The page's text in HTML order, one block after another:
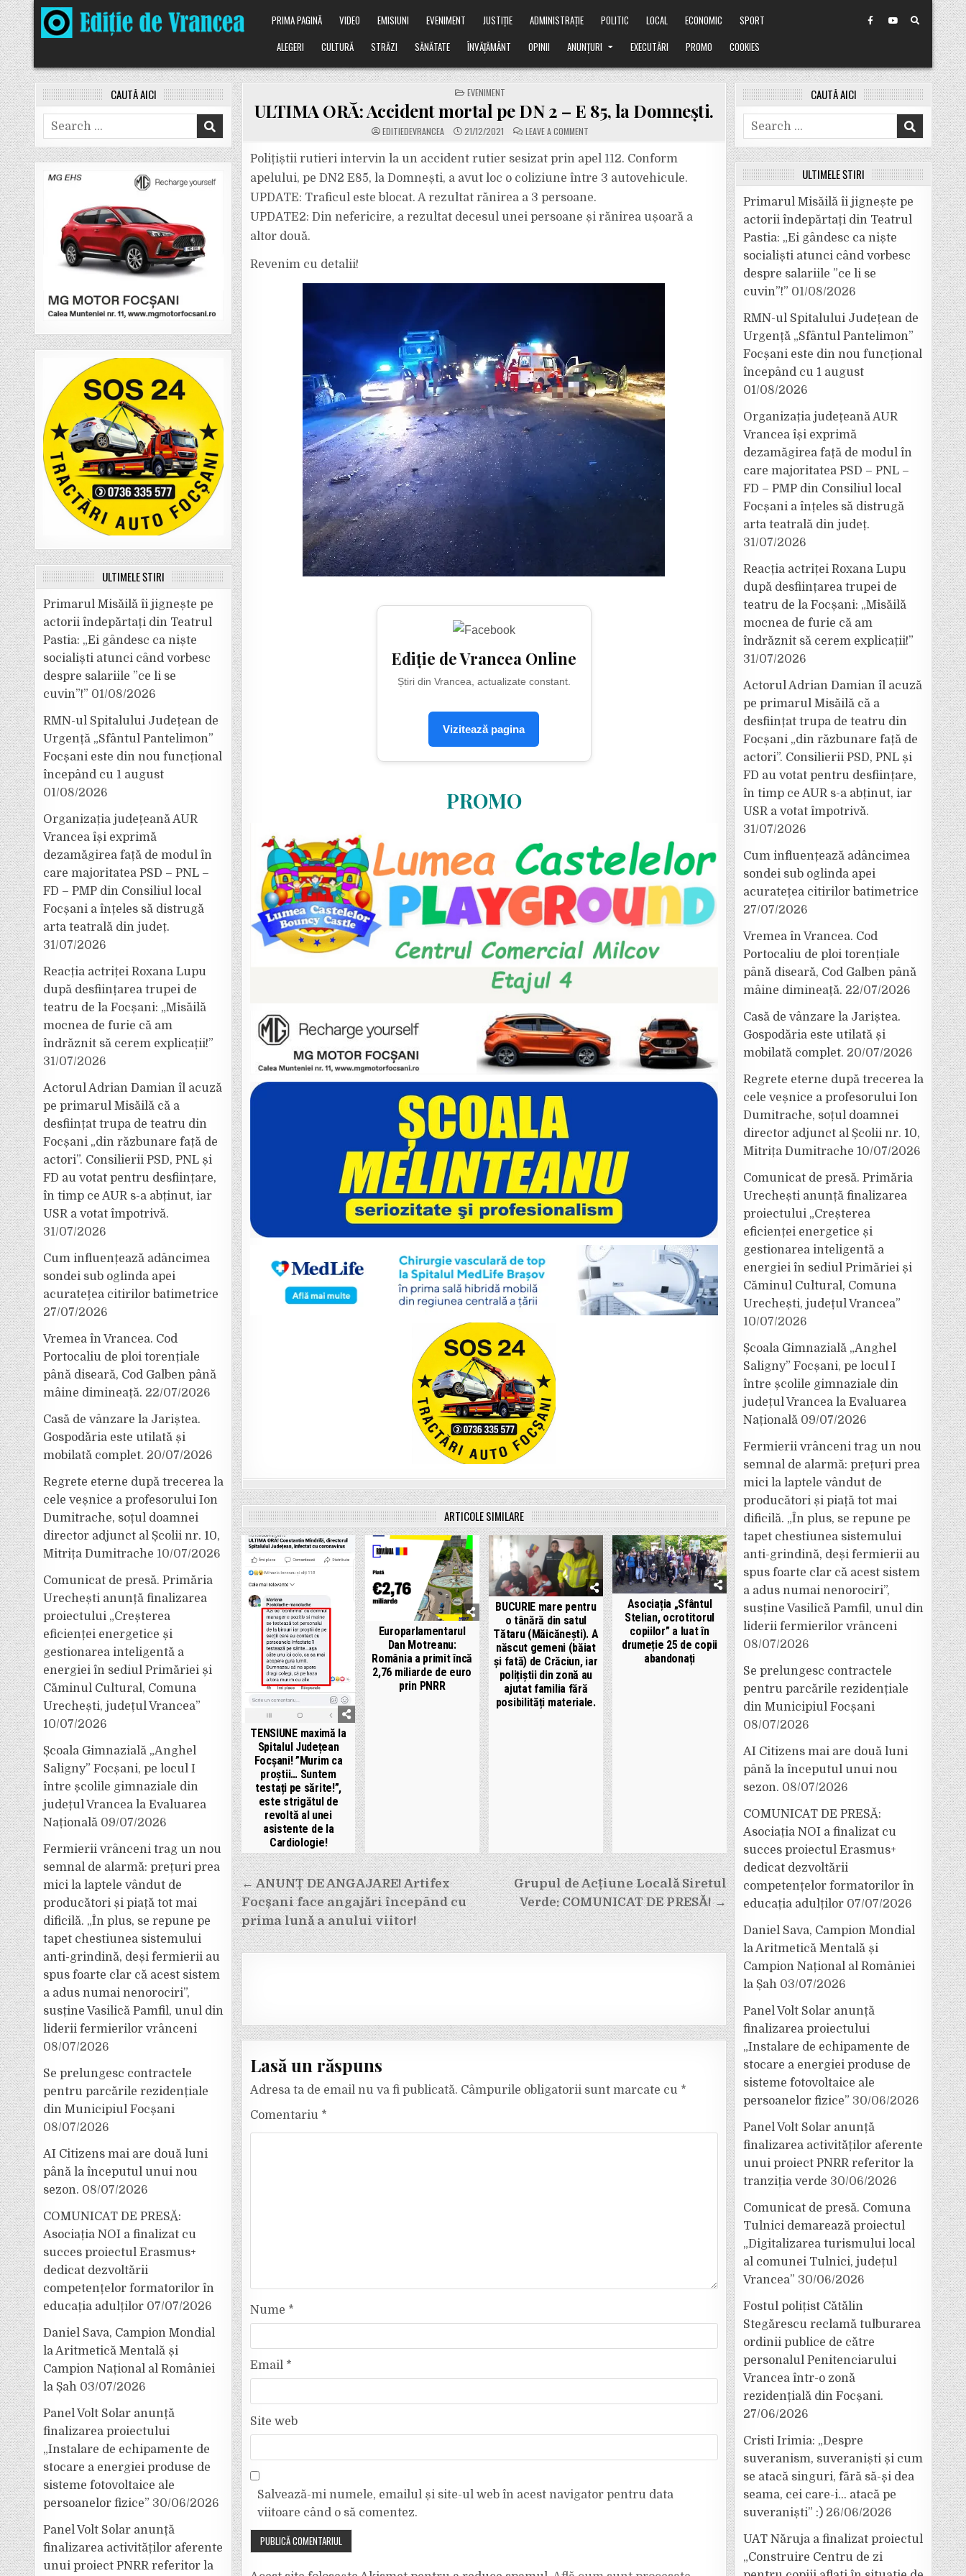
Skip
to
content
PRIMA PAGINĂ VIDEO EMISIUNI EVENIMENT JUSTIȚIE ADMINISTRAȚIE POLITIC LOCAL ECONOMIC
SPORT
ALEGERI
CULTURĂ STRĂZI SĂNĂTATE ÎNVĂȚĂMÂNT OPINII ANUNȚURI EXECUTĂRI PROMO COOKIES
POSTED
IN
EVENIMENT
ULTIMA ORĂ: Accident mortal pe DN 2 – E 85, la Domnești.
EDITIEDEVRANCEA 21/12/2021 LEAVE A COMMENT
ULTIMA
ACCIDENT
MORTAL
PE
DN
–
85,
LA
Polițiștii rutieri intervin la un accident rutier sesizat prin apel 112. Conform
apelului, pe DN2 E85, la Domnești, a avut loc o coliziune între 3 autovehicule.
UPDATE: Traficul este blocat. A rezultat rănirea a 3 persoane.
UPDATE2: Din nefericire, a rezultat decesul unei persoane și rănirea ușoară a
altor două.
Revenim cu detalii!
Ediție de Vrancea Online
Știri din Vrancea, actualizate constant.
Vizitează pagina
PROMO
ARTICOLE SIMILARE
TENSIUNE maximă la
Spitalul Județean
Focșani! ”Murim ca
proștii… Suntem
testați pe sărite!”,
este strigătul de
revoltă al unei
asistente de la
Cardiologie!
Europarlamentarul
Dan Motreanu:
România a primit încă
2,76 miliarde de euro
prin PNRR
BUCURIE mare pentru
o tânără din satul
Tătaru (Măicănești). A
născut gemeni (băiat
și fată) de Crăciun, iar
polițiștii din zonă au
ajutat familia fără
posibilități materiale.
Asociația „Sfântul
Stelian, ocrotitorul
copiilor” a luat în
drumeție 25 de copii
abandonați
Navigare
în
articole
Grupul de Acțiune Locală Siretul
Verde: COMUNICAT DE PRESĂ! →
← ANUNȚ DE ANGAJARE! Artifex
Focșani face angajări începând cu
prima lună a anului viitor!
Lasă un răspuns
Adresa ta de email nu va fi publicată. Câmpurile obligatorii sunt marcate cu *
Comentariu *
Nume *
Email *
Site web
Salvează-mi numele, emailul și site-ul web în acest navigator pentru data
viitoare când o să comentez.
CAUTĂ AICI
Search
for:
ULTIMELE ȘTIRI
Primarul Misăilă îi jignește pe
actorii îndepărtați din Teatrul
Pastia: „Ei gândesc ca niște
socialiști atunci când vorbesc
despre salariile ”ce li se
cuvin”!” 01/08/2026
RMN-ul Spitalului Județean de
Urgență „Sfântul Pantelimon”
Focșani este din nou funcțional
începând cu 1 august
01/08/2026
Organizația județeană AUR
Vrancea își exprimă
dezamăgirea față de modul în
care majoritatea PSD – PNL –
FD – PMP din Consiliul local
Focșani a înțeles să distrugă
arta teatrală din județ.
31/07/2026
Reacția actriței Roxana Lupu
după desființarea trupei de
teatru de la Focșani: „Misăilă
mocnea de furie că am
îndrăznit să cerem explicații!”
31/07/2026
Actorul Adrian Damian îl acuză
pe primarul Misăilă că a
desființat trupa de teatru din
Focșani „din răzbunare față de
actori”. Consilierii PSD, PNL și
FD au votat pentru desființare,
în timp ce AUR s-a abținut, iar
USR a votat împotrivă.
31/07/2026
Cum influențează adâncimea
sondei sub oglinda apei
acuratețea citirilor batimetrice
27/07/2026
Vremea în Vrancea. Cod
Portocaliu de ploi torențiale
până diseară, Cod Galben până
mâine dimineață. 22/07/2026
Casă de vânzare la Jariștea.
Gospodăria este utilată și
mobilată complet. 20/07/2026
Regrete eterne după trecerea la
cele veșnice a profesorului Ion
Dumitrache, soțul doamnei
director adjunct al Școlii nr. 10,
Mitrița Dumitrache 10/07/2026
Comunicat de presă. Primăria
Urechești anunță finalizarea
proiectului „Creșterea
eficienței energetice și
gestionarea inteligentă a
energiei în sediul Primăriei și
Căminul Cultural, Comuna
Urechești, județul Vrancea”
10/07/2026
Școala Gimnazială „Anghel
Saligny” Focșani, pe locul I
între școlile gimnaziale din
județul Vrancea la Evaluarea
Națională 09/07/2026
Fermierii vrânceni trag un nou
semnal de alarmă: prețuri prea
mici la laptele vândut de
producători și piață tot mai
dificilă. „În plus, se repune pe
tapet chestiunea sistemului
anti-grindină, deși fermierii au
spus foarte clar că acest sistem
a adus numai nenorociri”,
susține Vasilică Pamfil, unul din
liderii fermierilor vrânceni
08/07/2026
Se prelungesc contractele
pentru parcările rezidențiale
din Municipiul Focșani
08/07/2026
AI Citizens mai are două luni
până la începutul unui nou
sezon. 08/07/2026
COMUNICAT DE PRESĂ:
Asociația NOI a finalizat cu
succes proiectul Erasmus+
dedicat dezvoltării
competențelor formatorilor în
educația adulților 07/07/2026
Daniel Sava, Campion Mondial
la Aritmetică Mentală și
Campion Național al României
la Șah 03/07/2026
Panel Volt Solar anunță
finalizarea proiectului
„Instalare de echipamente de
stocare a energiei produse de
sisteme fotovoltaice ale
persoanelor fizice” 30/06/2026
Panel Volt Solar anunță
finalizarea activităților aferente
unui proiect PNRR referitor la
CAUTĂ AICI
Search
for:
ULTIMELE ȘTIRI
Primarul Misăilă îi jignește pe
actorii îndepărtați din Teatrul
Pastia: „Ei gândesc ca niște
socialiști atunci când vorbesc
despre salariile ”ce li se
cuvin”!” 01/08/2026
RMN-ul Spitalului Județean de
Urgență „Sfântul Pantelimon”
Focșani este din nou funcțional
începând cu 1 august
01/08/2026
Organizația județeană AUR
Vrancea își exprimă
dezamăgirea față de modul în
care majoritatea PSD – PNL –
FD – PMP din Consiliul local
Focșani a înțeles să distrugă
arta teatrală din județ.
31/07/2026
Reacția actriței Roxana Lupu
după desființarea trupei de
teatru de la Focșani: „Misăilă
mocnea de furie că am
îndrăznit să cerem explicații!”
31/07/2026
Actorul Adrian Damian îl acuză
pe primarul Misăilă că a
desființat trupa de teatru din
Focșani „din răzbunare față de
actori”. Consilierii PSD, PNL și
FD au votat pentru desființare,
în timp ce AUR s-a abținut, iar
USR a votat împotrivă.
31/07/2026
Cum influențează adâncimea
sondei sub oglinda apei
acuratețea citirilor batimetrice
27/07/2026
Vremea în Vrancea. Cod
Portocaliu de ploi torențiale
până diseară, Cod Galben până
mâine dimineață. 22/07/2026
Casă de vânzare la Jariștea.
Gospodăria este utilată și
mobilată complet. 20/07/2026
Regrete eterne după trecerea la
cele veșnice a profesorului Ion
Dumitrache, soțul doamnei
director adjunct al Școlii nr. 10,
Mitrița Dumitrache 10/07/2026
Comunicat de presă. Primăria
Urechești anunță finalizarea
proiectului „Creșterea
eficienței energetice și
gestionarea inteligentă a
energiei în sediul Primăriei și
Căminul Cultural, Comuna
Urechești, județul Vrancea”
10/07/2026
Școala Gimnazială „Anghel
Saligny” Focșani, pe locul I
între școlile gimnaziale din
județul Vrancea la Evaluarea
Națională 09/07/2026
Fermierii vrânceni trag un nou
semnal de alarmă: prețuri prea
mici la laptele vândut de
producători și piață tot mai
dificilă. „În plus, se repune pe
tapet chestiunea sistemului
anti-grindină, deși fermierii au
spus foarte clar că acest sistem
a adus numai nenorociri”,
susține Vasilică Pamfil, unul din
liderii fermierilor vrânceni
08/07/2026
Se prelungesc contractele
pentru parcările rezidențiale
din Municipiul Focșani
08/07/2026
AI Citizens mai are două luni
până la începutul unui nou
sezon. 08/07/2026
COMUNICAT DE PRESĂ:
Asociația NOI a finalizat cu
succes proiectul Erasmus+
dedicat dezvoltării
competențelor formatorilor în
educația adulților 07/07/2026
Daniel Sava, Campion Mondial
la Aritmetică Mentală și
Campion Național al României
la Șah 03/07/2026
Panel Volt Solar anunță
finalizarea proiectului
„Instalare de echipamente de
stocare a energiei produse de
sisteme fotovoltaice ale
persoanelor fizice” 30/06/2026
Panel Volt Solar anunță
finalizarea activităților aferente
unui proiect PNRR referitor la
tranziția verde 30/06/2026
Comunicat de presă. Comuna
Tulnici demarează proiectul
„Digitalizarea turismului local
al comunei Tulnici, județul
Vrancea” 30/06/2026
Fostul polițist Cătălin
Stegărescu reclamă tulburarea
ordinii publice de către
personalul Penitenciarului
Vrancea într-o zonă
rezidențială din Focșani.
27/06/2026
Cristi Irimia: „Despre
suveranism, suveraniști și cum
se atacă singuri, fără să-și dea
seama, cei care-i… atacă pe
suveraniști” :) 26/06/2026
UAT Năruja a finalizat proiectul
„Construire Centru de zi